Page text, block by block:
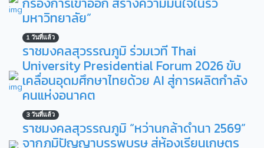
มหาวิทยาลัย”
1 วันที่แล้ว
ราชมงคลสุวรรณภูมิ ร่วมเวที Thai
University Presidential Forum 2026 ขับ
เคลื่อนอุดมศึกษาไทยด้วย AI สู่การผลิตกำลัง
คนแห่งอนาคต
3 วันที่แล้ว
ราชมงคลสุวรรณภูมิ “หว่านกล้าดำนา 2569”
จากภูมิปัญญาบรรพบุรุษ สู่ห้องเรียนเกษตร